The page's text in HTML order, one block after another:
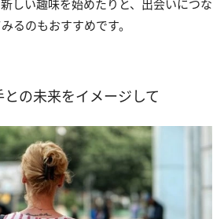
しい趣味を始めたりと、出会いにつな
るのもおすすめです。
との未来をイメージして